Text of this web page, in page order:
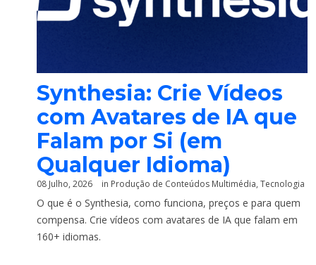
Synthesia: Crie Vídeos
com Avatares de IA que
Falam por Si (em
Qualquer Idioma)
08 Julho, 2026 in Produção de Conteúdos Multimédia, Tecnologia
O que é o Synthesia, como funciona, preços e para quem
compensa. Crie vídeos com avatares de IA que falam em
160+ idiomas.